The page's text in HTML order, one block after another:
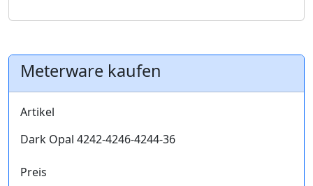
Meterware kaufen
Artikel
Dark Opal 4242-4246-4244-36
Preis